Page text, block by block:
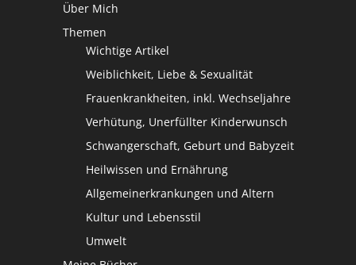
Über Mich
Themen
Wichtige Artikel
Weiblichkeit, Liebe & Sexualität
Frauenkrankheiten, inkl. Wechseljahre
Verhütung, Unerfüllter Kinderwunsch
Schwangerschaft, Geburt und Babyzeit
Heilwissen und Ernährung
Allgemeinerkrankungen und Altern
Kultur und Lebensstil
Umwelt